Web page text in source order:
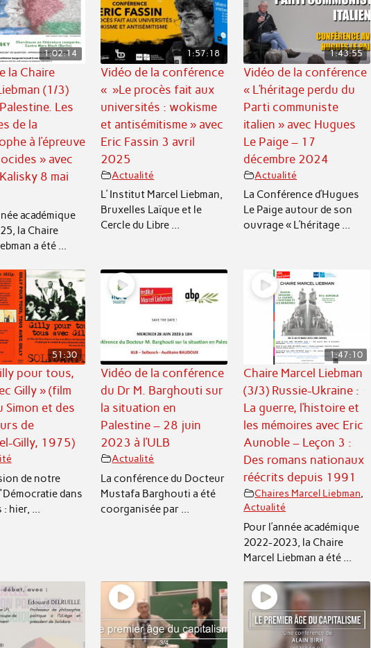
1:02:14
la Chaire
(1/3)
Les
de la
à l’épreuve
» avec
8 mai
académique
la Chaire
a été ...
1:57:18
Vidéo de la conférence
« »Le procès fait aux
universités : wokisme
et antisémitisme » avec
Eric Fassin 3 avril
2025
Actualité
L’ Institut Marcel Liebman,
Bruxelles Laïque et le
Cercle du Libre ...
1:43:55
Vidéo de la conférence
« L’héritage perdu du
Parti communiste
italien » avec Hugues
Le Paige – 17
décembre 2024
Actualité
La Conférence d’Hugues
Le Paige autour de son
ouvrage « L’héritage ...
51:30
pour tous,
Gilly » (film
Simon et des
de
Gilly, 1975)
de notre
dans
hier, ...
Vidéo de la conférence
du Dr M. Barghouti sur
la situation en
Palestine – 28 juin
2023 à l’ULB
Actualité
La conférence du Docteur
Mustafa Barghouti a été
coorganisée par ...
1:47:10
Chaire Marcel Liebman
(3/3) Russie-Ukraine :
La guerre, l’histoire et
les mémoires avec Eric
Aunoble – Leçon 3 :
Des romans nationaux
réécrits depuis 1991
Chaires Marcel Liebman,
Actualité
Pour l’année académique
2022-2023, la Chaire
Marcel Liebman a été ...